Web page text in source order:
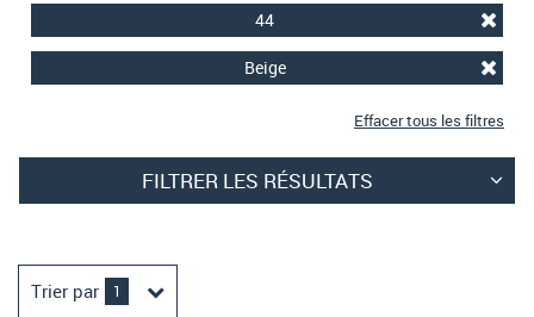
44
Beige
Effacer tous les filtres
FILTRER LES RÉSULTATS
Trier par 1